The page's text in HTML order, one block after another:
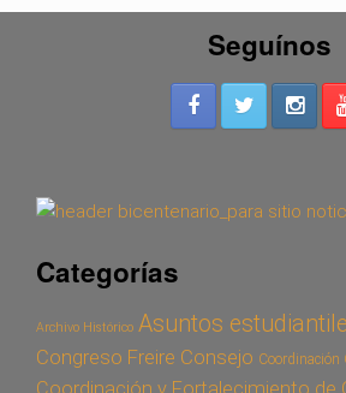
Seguínos
Categorías
Archivo Histórico Asuntos
Congreso Freire Consejo Coordinación
Coordinación y Fortalecimiento de